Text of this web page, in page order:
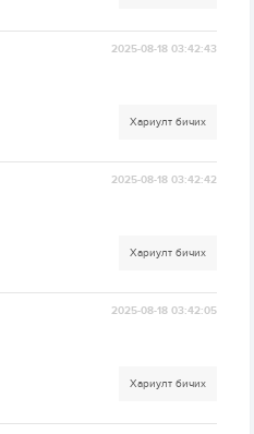
2025-08-18 03:42:43
Хариулт бичих
2025-08-18 03:42:42
Хариулт бичих
2025-08-18 03:42:05
Хариулт бичих